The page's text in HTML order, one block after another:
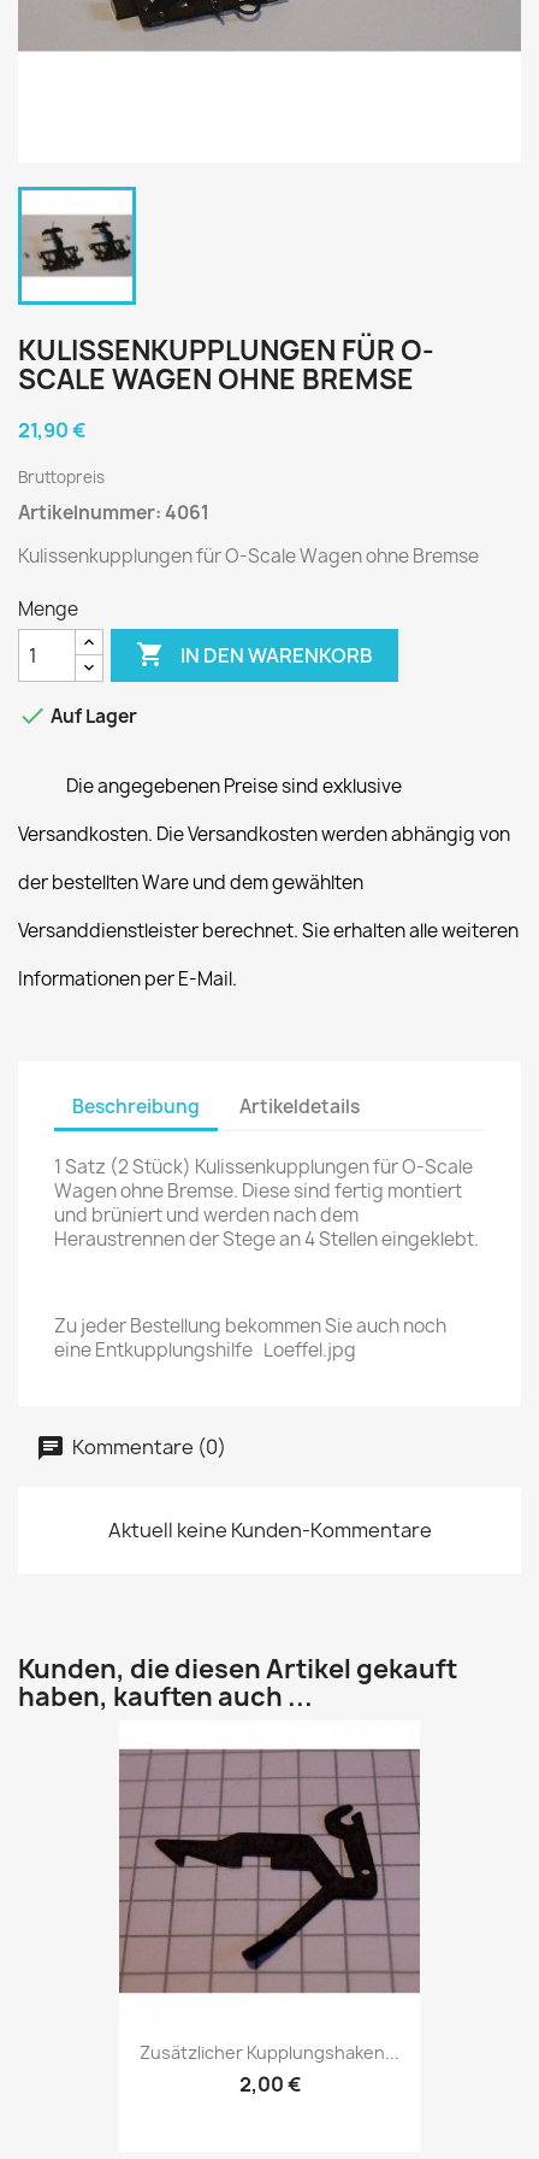
KULISSENKUPPLUNGEN FÜR O-
SCALE WAGEN OHNE BREMSE
21,90 €
Bruttopreis
Artikelnummer: 4061
Kulissenkupplungen für O-Scale Wagen ohne Bremse
Menge
 IN DEN WARENKORB
 Auf Lager
Die angegebenen Preise sind exklusive
Versandkosten. Die Versandkosten werden abhängig von
der bestellten Ware und dem gewählten
Versanddienstleister berechnet. Sie erhalten alle weiteren
Informationen per E-Mail.
Beschreibung Artikeldetails
1 Satz (2 Stück) Kulissenkupplungen für O-Scale
Wagen ohne Bremse. Diese sind fertig montiert
und brüniert und werden nach dem
Heraustrennen der Stege an 4 Stellen eingeklebt.
Zu jeder Bestellung bekommen Sie auch noch
eine Entkupplungshilfe Loeffel.jpg
Kommentare (0)
Aktuell keine Kunden-Kommentare
Kunden, die diesen Artikel gekauft
haben, kauften auch ...
Zusätzlicher Kupplungshaken...
2,00 €